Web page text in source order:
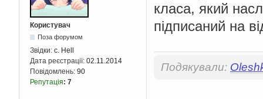
Користувач
Поза форумом
Звідки: c. Hell
Дата реєстрації: 02.11.2014
Повідомлень: 90
Репутація: 7
класа, який
підписаний на
Подякували: